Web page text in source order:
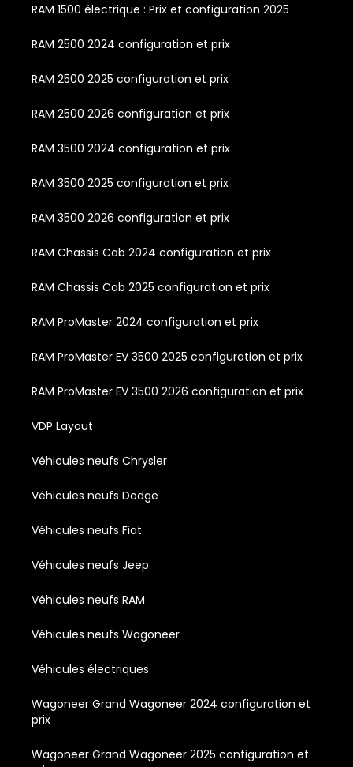
RAM 1500 électrique : Prix et configuration 2025
RAM 2500 2024 configuration et prix
RAM 2500 2025 configuration et prix
RAM 2500 2026 configuration et prix
RAM 3500 2024 configuration et prix
RAM 3500 2025 configuration et prix
RAM 3500 2026 configuration et prix
RAM Chassis Cab 2024 configuration et prix
RAM Chassis Cab 2025 configuration et prix
RAM ProMaster 2024 configuration et prix
RAM ProMaster EV 3500 2025 configuration et prix
RAM ProMaster EV 3500 2026 configuration et prix
VDP Layout
Véhicules neufs Chrysler
Véhicules neufs Dodge
Véhicules neufs Fiat
Véhicules neufs Jeep
Véhicules neufs RAM
Véhicules neufs Wagoneer
Véhicules électriques
Wagoneer Grand Wagoneer 2024 configuration et
prix
Wagoneer Grand Wagoneer 2025 configuration et